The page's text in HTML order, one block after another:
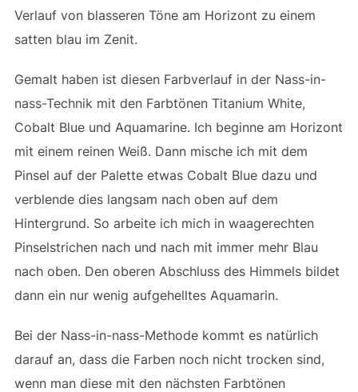
Verlauf von blasseren Töne am Horizont zu einem
satten blau im Zenit.
Gemalt haben ist diesen Farbverlauf in der Nass-in-
nass-Technik mit den Farbtönen Titanium White,
Cobalt Blue und Aquamarine. Ich beginne am Horizont
mit einem reinen Weiß. Dann mische ich mit dem
Pinsel auf der Palette etwas Cobalt Blue dazu und
verblende dies langsam nach oben auf dem
Hintergrund. So arbeite ich mich in waagerechten
Pinselstrichen nach und nach mit immer mehr Blau
nach oben. Den oberen Abschluss des Himmels bildet
dann ein nur wenig aufgehelltes Aquamarin.
Bei der Nass-in-nass-Methode kommt es natürlich
darauf an, dass die Farben noch nicht trocken sind,
wenn man diese mit den nächsten Farbtönen